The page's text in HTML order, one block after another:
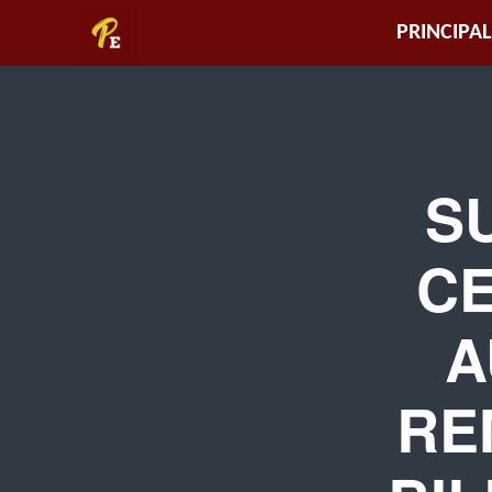
PRINCIPAL